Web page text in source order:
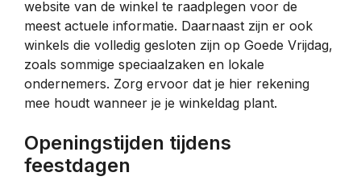
website van de winkel te raadplegen voor de
meest actuele informatie. Daarnaast zijn er ook
winkels die volledig gesloten zijn op Goede Vrijdag,
zoals sommige speciaalzaken en lokale
ondernemers. Zorg ervoor dat je hier rekening
mee houdt wanneer je je winkeldag plant.
Openingstijden tijdens
feestdagen